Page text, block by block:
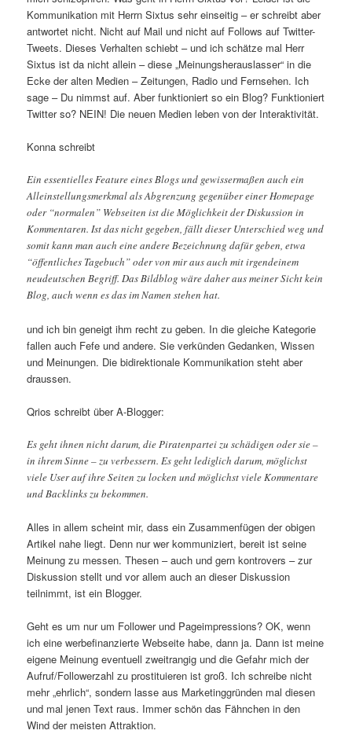
Kommunikation mit Herrn Sixtus sehr einseitig – er schreibt aber
antwortet nicht. Nicht auf Mail und nicht auf Follows auf Twitter-
Tweets. Dieses Verhalten schiebt – und ich schätze mal Herr
Sixtus ist da nicht allein – diese „Meinungsherauslasser“ in die
Ecke der alten Medien – Zeitungen, Radio und Fernsehen. Ich
sage – Du nimmst auf. Aber funktioniert so ein Blog? Funktioniert
Twitter so? NEIN! Die neuen Medien leben von der Interaktivität.
Konna schreibt
Ein essentielles Feature eines Blogs und gewissermaßen auch ein
Alleinstellungsmerkmal als Abgrenzung gegenüber einer Homepage
oder “normalen” Webseiten ist die Möglichkeit der Diskussion in
Kommentaren. Ist das nicht gegeben, fällt dieser Unterschied weg und
somit kann man auch eine andere Bezeichnung dafür geben, etwa
“öffentliches Tagebuch” oder von mir aus auch mit irgendeinem
neudeutschen Begriff. Das Bildblog wäre daher aus meiner Sicht kein
Blog, auch wenn es das im Namen stehen hat.
und ich bin geneigt ihm recht zu geben. In die gleiche Kategorie
fallen auch Fefe und andere. Sie verkünden Gedanken, Wissen
und Meinungen. Die bidirektionale Kommunikation steht aber
draussen.
Qrios schreibt über A-Blogger:
Es geht ihnen nicht darum, die Piratenpartei zu schädigen oder sie –
in ihrem Sinne – zu verbessern. Es geht lediglich darum, möglichst
viele User auf ihre Seiten zu locken und möglichst viele Kommentare
und Backlinks zu bekommen.
Alles in allem scheint mir, dass ein Zusammenfügen der obigen
Artikel nahe liegt. Denn nur wer kommuniziert, bereit ist seine
Meinung zu messen. Thesen – auch und gern kontrovers – zur
Diskussion stellt und vor allem auch an dieser Diskussion
teilnimmt, ist ein Blogger.
Geht es um nur um Follower und Pageimpressions? OK, wenn
ich eine werbefinanzierte Webseite habe, dann ja. Dann ist meine
eigene Meinung eventuell zweitrangig und die Gefahr mich der
Aufruf/Followerzahl zu prostituieren ist groß. Ich schreibe nicht
mehr „ehrlich“, sondern lasse aus Marketinggründen mal diesen
und mal jenen Text raus. Immer schön das Fähnchen in den
Wind der meisten Attraktion.